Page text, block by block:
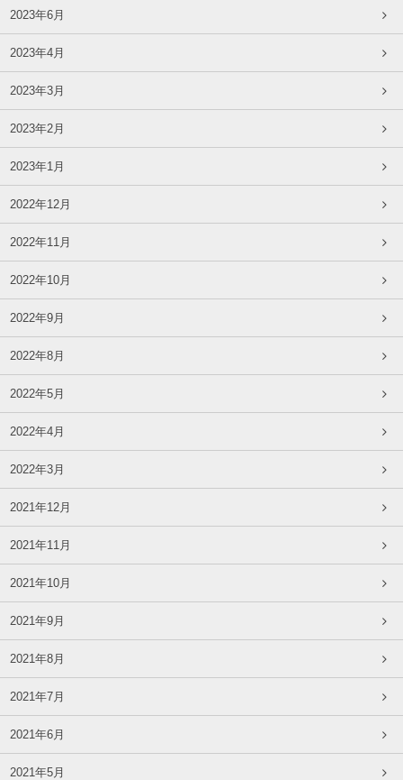
2023年6月
2023年4月
2023年3月
2023年2月
2023年1月
2022年12月
2022年11月
2022年10月
2022年9月
2022年8月
2022年5月
2022年4月
2022年3月
2021年12月
2021年11月
2021年10月
2021年9月
2021年8月
2021年7月
2021年6月
2021年5月